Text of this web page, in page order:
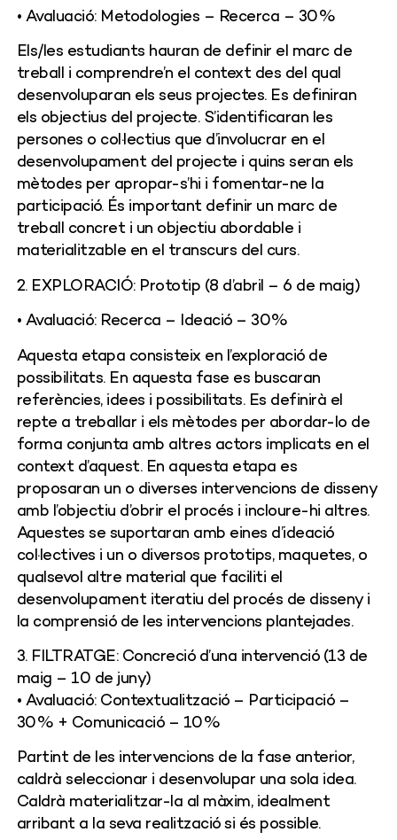
• Avaluació: Metodologies – Recerca – 30%
Els/les estudiants hauran de definir el marc de
treball i comprendre’n el context des del qual
desenvoluparan els seus projectes. Es definiran
els objectius del projecte. S’identificaran les
persones o col·lectius que d’involucrar en el
desenvolupament del projecte i quins seran els
mètodes per apropar-s’hi i fomentar-ne la
participació. És important definir un marc de
treball concret i un objectiu abordable i
materialitzable en el transcurs del curs.
2. EXPLORACIÓ: Prototip (8 d’abril – 6 de maig)
• Avaluació: Recerca – Ideació – 30%
Aquesta etapa consisteix en l’exploració de
possibilitats. En aquesta fase es buscaran
referències, idees i possibilitats. Es definirà el
repte a treballar i els mètodes per abordar-lo de
forma conjunta amb altres actors implicats en el
context d’aquest. En aquesta etapa es
proposaran un o diverses intervencions de disseny
amb l’objectiu d’obrir el procés i incloure-hi altres.
Aquestes se suportaran amb eines d’ideació
col·lectives i un o diversos prototips, maquetes, o
qualsevol altre material que faciliti el
desenvolupament iteratiu del procés de disseny i
la comprensió de les intervencions plantejades.
3. FILTRATGE: Concreció d’una intervenció (13 de
maig – 10 de juny)
• Avaluació: Contextualització – Participació –
30% + Comunicació – 10%
Partint de les intervencions de la fase anterior,
caldrà seleccionar i desenvolupar una sola idea.
Caldrà materialitzar-la al màxim, idealment
arribant a la seva realització si és possible.